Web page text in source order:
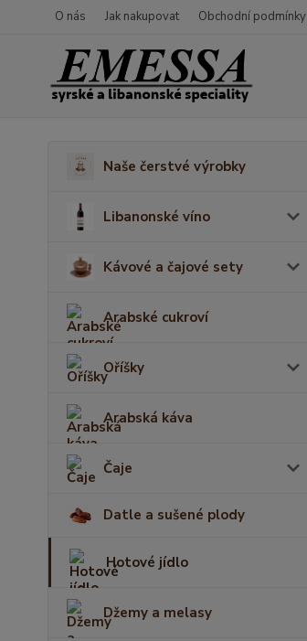
O nás Jak nakupovat Obchodní podmínky
Naše čerstvé výrobky
Libanonské víno
Kávové a čajové sety
Arabské cukroví
Oříšky
Arabská káva
Čaje
Datle a sušené plody
Hotové jídlo
Džemy a melasy